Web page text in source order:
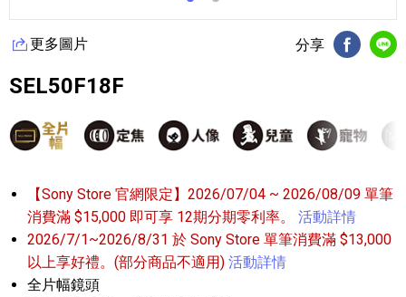
更多圖片 分享
FB分享
SEL50F18F
【Sony Store 官網限定】2026/07/04 ~ 2026/08/09 單筆
消費滿 $15,000 即可享 12期分期零利率。
活動詳情
2026/7/1~2026/8/31 於 Sony Store 單筆消費滿 $13,000
以上享好禮。(部分商品不適用) 活動詳情
全片幅鏡頭